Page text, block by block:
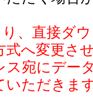
、直接ダ
式へ変更さ
ス宛にデー
いただきま